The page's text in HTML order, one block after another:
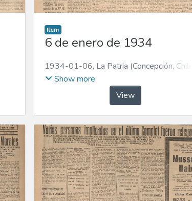
Item
6 de enero de 1934
1934-01-06, La Patria (Concepción, Chile :
1923)
Show more
View